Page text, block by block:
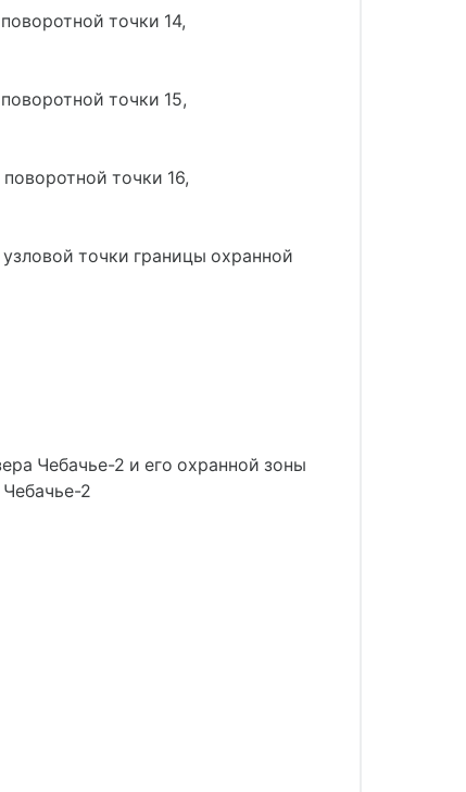
точки 14,
точки 15,
точки 16,
точки границы охранной
Чебачье-2 и его охранной зоны
2